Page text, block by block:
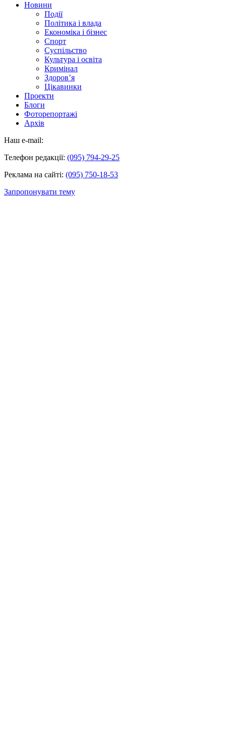
Новини
Події
Політика і влада
Економіка і бізнес
Спорт
Суспільство
Культура і освіта
Кримінал
Здоров’я
Цікавинки
Проекти
Блоги
Фоторепортажі
Архів
Наш e-mail:
Телефон редакції: (095) 794-29-25
Реклама на сайті: (095) 750-18-53
Запропонувати тему